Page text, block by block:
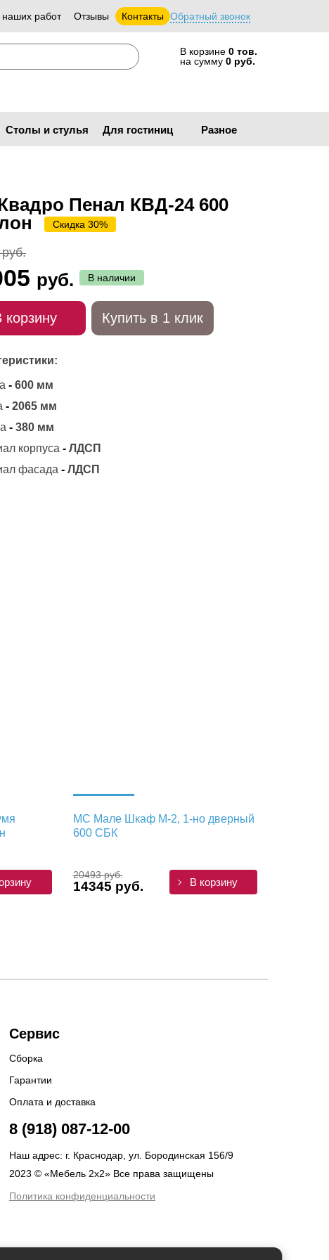
работ Отзывы Контакты Обратный звонок
В корзине 0 тов.
на сумму 0 руб.
Столы и стулья Для гостиниц Разное
Пенал КВД-24 600
Скидка 30%
руб. В наличии
корзину Купить в 1 клик
- 600 мм
- 2065 мм
- 380 мм
корпуса - ЛДСП
фасада - ЛДСП
МС Мале Шкаф М-2, 1-но дверный
600 СБК
20493 руб.
14345 руб. В корзину
Сервис
Сборка
Гарантии
Оплата и доставка
8 (918) 087-12-00
Наш адрес: г. Краснодар, ул. Бородинская 156/9
2023 © «Мебель 2x2» Все права защищены
Политика конфиденциальности